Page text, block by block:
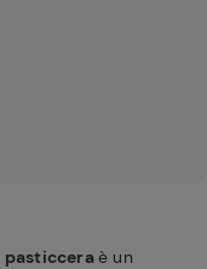
pasticceraè un